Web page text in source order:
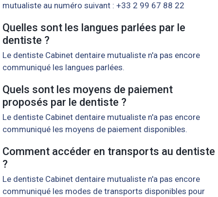
mutualiste au numéro suivant : +33 2 99 67 88 22
Quelles sont les langues parlées par le
dentiste ?
Le dentiste Cabinet dentaire mutualiste n'a pas encore
communiqué les langues parlées.
Quels sont les moyens de paiement
proposés par le dentiste ?
Le dentiste Cabinet dentaire mutualiste n'a pas encore
communiqué les moyens de paiement disponibles.
Comment accéder en transports au dentiste
?
Le dentiste Cabinet dentaire mutualiste n'a pas encore
communiqué les modes de transports disponibles pour